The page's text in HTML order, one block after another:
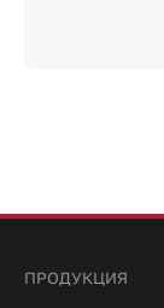
ПРОДУКЦИЯ